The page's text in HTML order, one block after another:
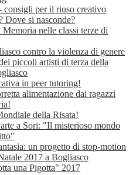
consigli per il riuso creativo
Dove si nasconde?
nelle classi terze di
contro la violenza di genere
piccoli artisti di terza della
in peer tutoring!
alimentazione dai ragazzi
della Risata!
a Sori: "Il misterioso mondo
un progetto di stop-motion
2017 a Bogliasco
una Pigotta" 2017